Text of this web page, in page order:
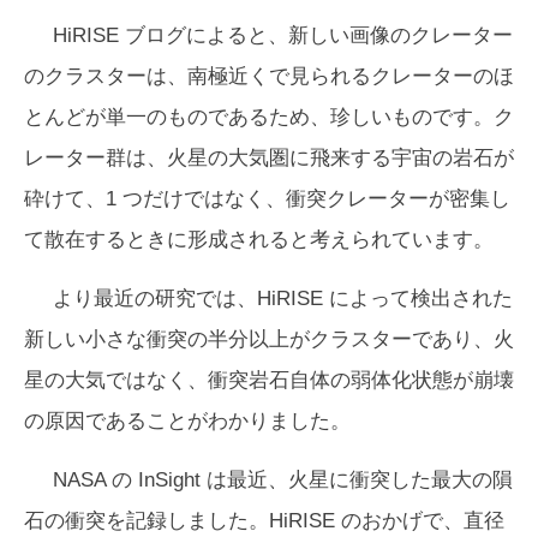
HiRISE ブログによると、新しい画像のクレーター
のクラスターは、南極近くで見られるクレーターのほ
とんどが単一のものであるため、珍しいものです。ク
レーター群は、火星の大気圏に飛来する宇宙の岩石が
砕けて、1 つだけではなく、衝突クレーターが密集し
て散在するときに形成されると考えられています。
より最近の研究では、HiRISE によって検出された
新しい小さな衝突の半分以上がクラスターであり、火
星の大気ではなく、衝突岩石自体の弱体化状態が崩壊
の原因であることがわかりました。
NASA の InSight は最近、火星に衝突した最大の隕
石の衝突を記録しました。HiRISE のおかげで、直径